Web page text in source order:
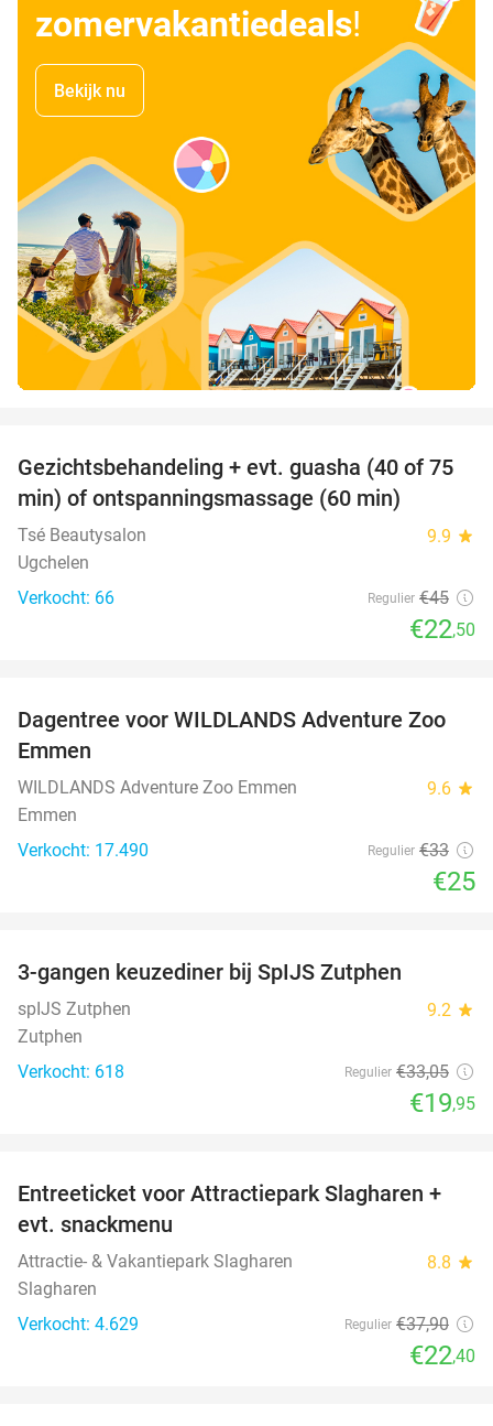
zomervakantiedeals!
Bekijk nu
50%
OUT
Gezichtsbehandeling + evt. guasha (40 of 75
min) of ontspanningsmassage (60 min)
Tsé Beautysalon 9.9 star
Ugchelen
Verkocht: 66
Regulier €45
€22,50
24%
Dagentree voor WILDLANDS Adventure Zoo
Emmen
WILDLANDS Adventure Zoo Emmen 9.6 star
Emmen
Verkocht: 17.490
Regulier €33
€25
3-gangen keuzediner bij SpIJS Zutphen
spIJS Zutphen 9.2 star
Zutphen
Verkocht: 618
Regulier €33,05
€19,95
41%
Entreeticket voor Attractiepark Slagharen +
evt. snackmenu
Attractie- & Vakantiepark Slagharen 8.8 star
Slagharen
Verkocht: 4.629
Regulier €37,90
€22,40